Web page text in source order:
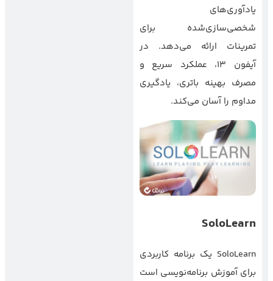
یادآوری‌های
شخصی‌سازی‌شده برای
تمرینات ارائه می‌دهد. در
آیفون ۱۳، عملکرد سریع و
مصرف بهینه باتری، یادگیری
مداوم را آسان می‌کند.
SoloLearn
SoloLearn یک برنامه کاربردی
برای آموزش برنامه‌نویسی است